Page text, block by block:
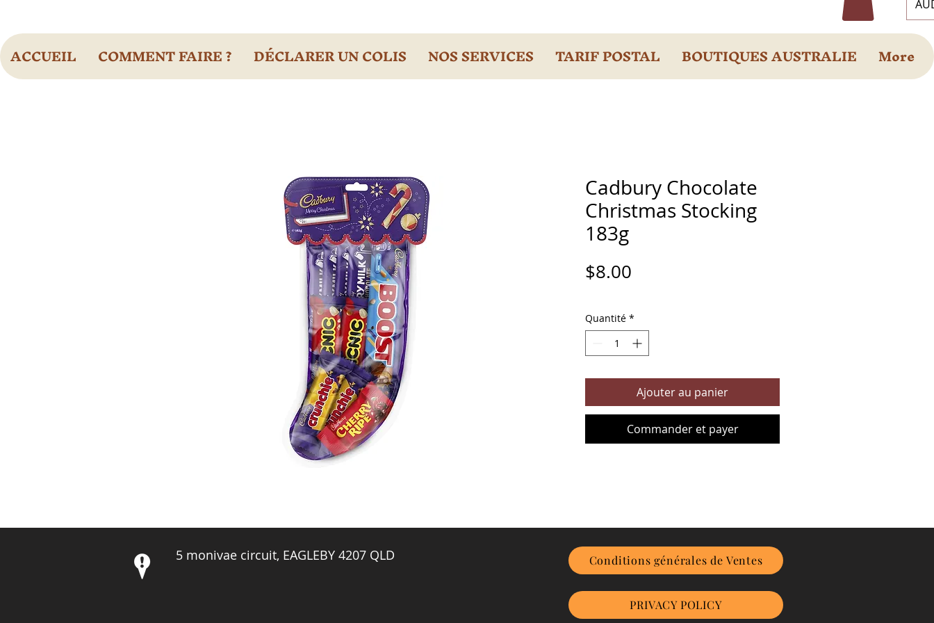
ACCUEIL COMMENT FAIRE ? DÉCLARER UN COLIS NOS SERVICES TARIF POSTAL BOUTIQUES AUSTRALIE More
Cadbury Chocolate
Christmas Stocking
183g
$8.00
Quantité *
Ajouter au panier
Commander et payer
5 monivae circuit, EAGLEBY 4207 QLD Conditions générales de Ventes
PRIVACY POLICY